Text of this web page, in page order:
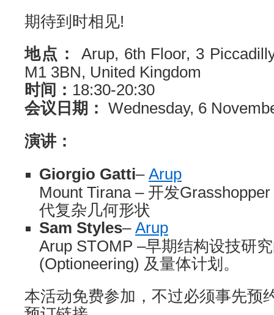
期待到时相见!
地点：
Arup, 6th Floor, 3
M1 3BN, United Kingdom
时间： 18:30-20:30
会议日期：
Wednesday, 6
演讲：
Giorgio Gatti– Arup
Mount Tirana – 开发
代复杂几何形状
Sam Styles– Arup
Arup STOMP –早期结构设技研
(Optioneering) 及量体计划。
本活动免费参加，不过必须事先预